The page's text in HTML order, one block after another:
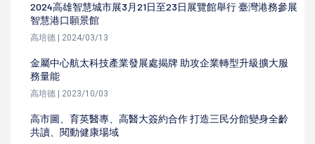
2024高雄智慧城市展3月21日至23日展覽館舉行 臺灣港務參展
智慧港口願景館
高培德 | 2024/03/13
金屬中心航太科技產業發展處揭牌 助攻企業轉型升級擴大服
務量能
高培德 | 2023/10/03
高市圖、育英醫專、高醫大簽約合作 打造三民分館變身全齡
共讀、閱動健康場域